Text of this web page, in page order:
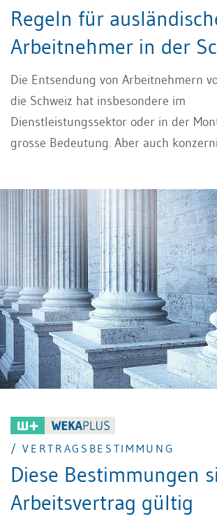
Regeln für
Arbeitnehmer in der
Die Entsendung von Arbeitnehmern
die Schweiz hat insbesondere im
Dienstleistungssektor oder in der
grosse Bedeutung. Aber auch
Gesichtspunkte der Entsendung
/ VERTRAGSBESTIMMUNG
Diese Bestimmungen
Arbeitsvertrag gültig